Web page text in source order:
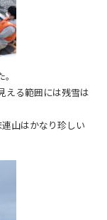
える範囲には残雪は
山はかなり珍しい